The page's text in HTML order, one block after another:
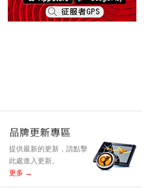
提供最新的更新，請點擊
此處進入更新。
更多 →